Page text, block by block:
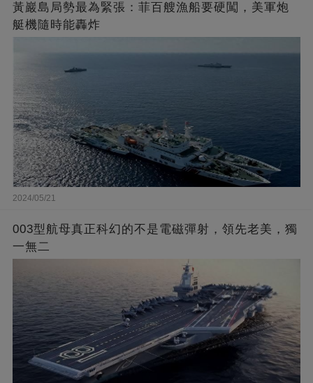
黃巖島局勢最為緊張：菲百艘漁船要硬闖，美軍炮
艇機隨時能轟炸
2024/05/21
003型航母真正科幻的不是電磁彈射，領先老美，獨
一無二